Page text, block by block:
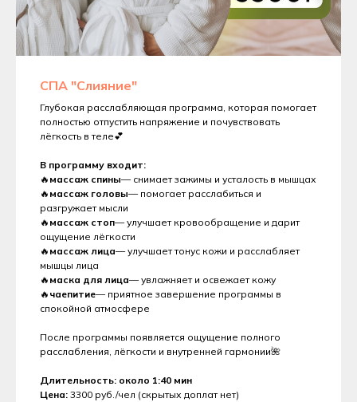
СПА "Слияние"
Глубокая расслабляющая программа, которая помогает
полностью отпустить напряжение и почувствовать
лёгкость в теле💕
В программу входит:
🔥 массаж спины— снимает зажимы и усталость в мышцах
🔥 массаж головы— помогает расслабиться и
разгружает мысли
🔥 массаж стоп— улучшает кровообращение и дарит
ощущение лёгкости
🔥 массаж лица— улучшает тонус кожи и расслабляет
мышцы лица
🔥 маска для лица— увлажняет и освежает кожу
🔥 чаепитие— приятное завершение программы в
спокойной атмосфере
После программы появляется ощущение полного
расслабления, лёгкости и внутренней гармонии🌺
Длительность: около 1:40 мин
Цена: 3300 руб./чел (скрытых доплат нет)